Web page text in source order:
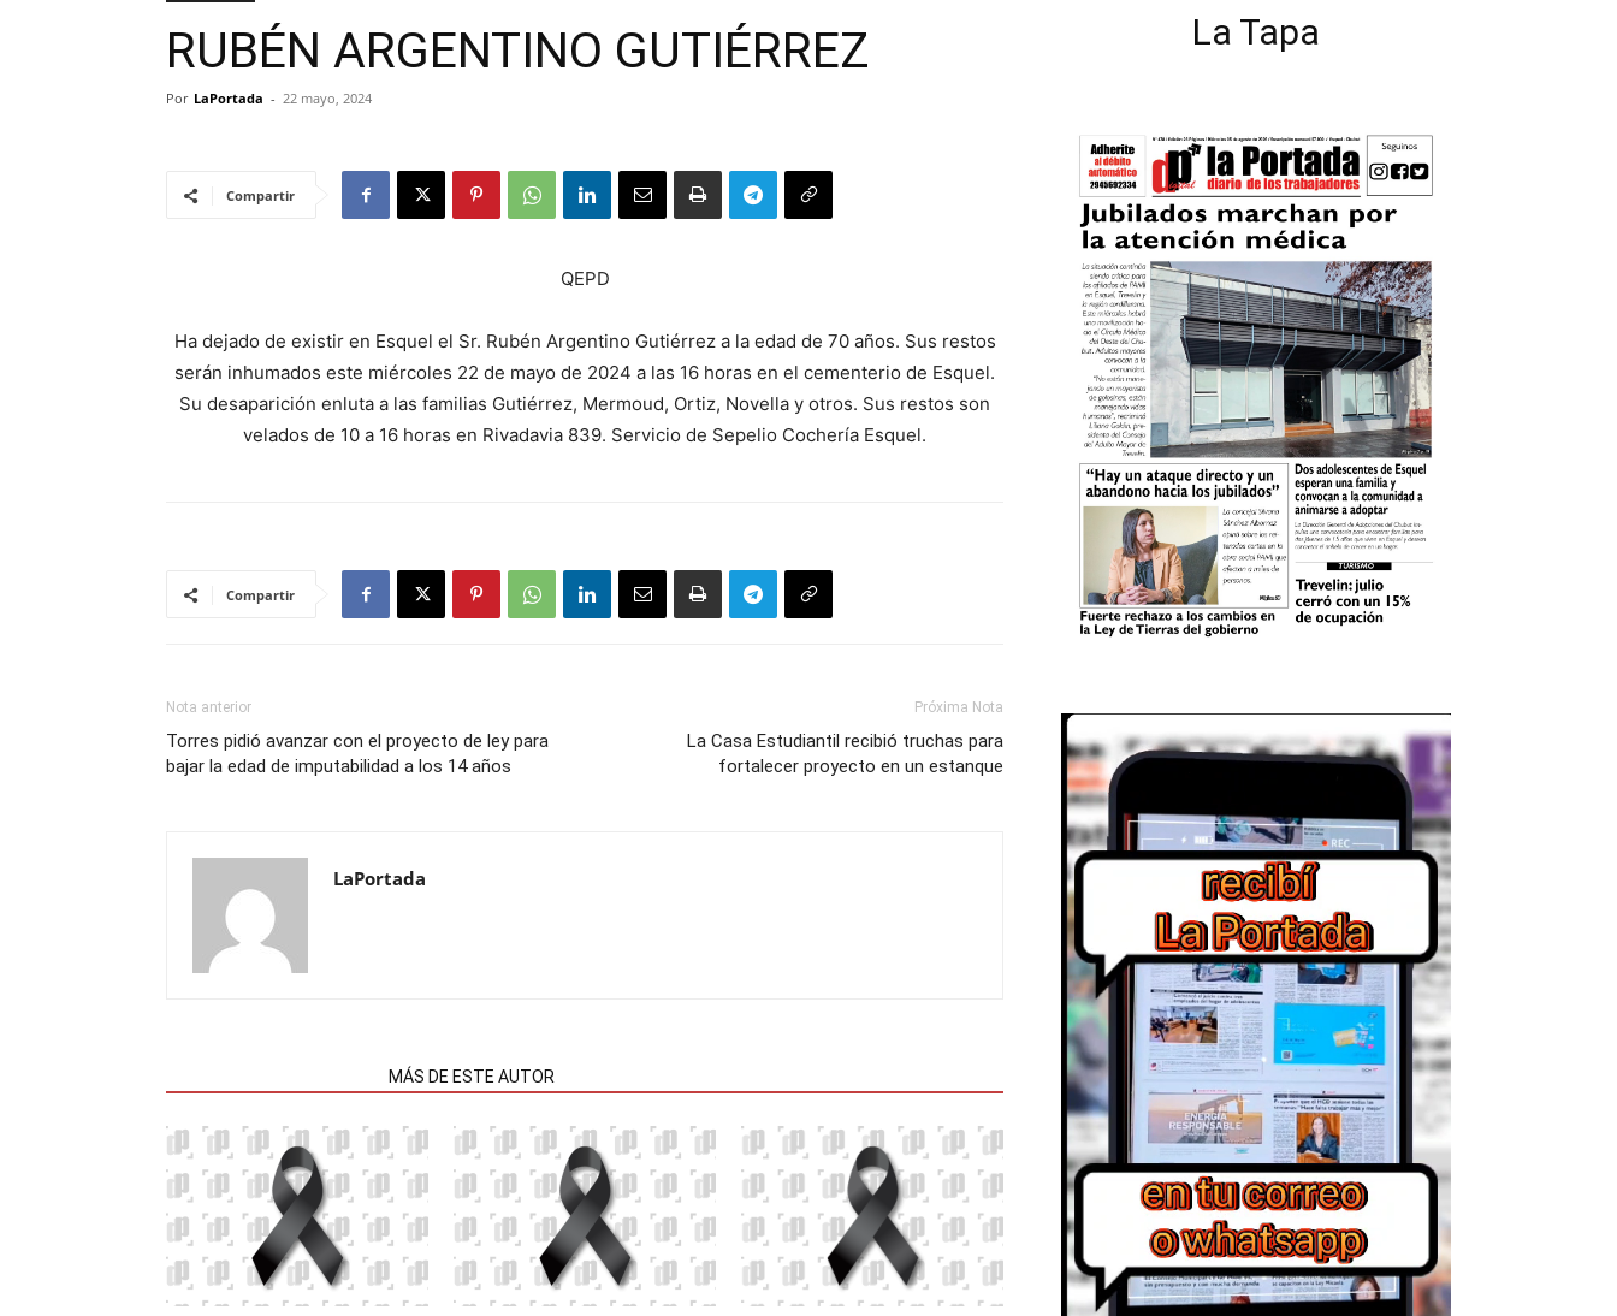
RUBÉN ARGENTINO GUTIÉRREZ
Por LaPortada - 22 mayo, 2024
Compartir
QEPD
Ha dejado de existir en Esquel el Sr. Rubén Argentino Gutiérrez a la edad de 70 años. Sus restos
serán inhumados este miércoles 22 de mayo de 2024 a las 16 horas en el cementerio de Esquel.
Su desaparición enluta a las familias Gutiérrez, Mermoud, Ortiz, Novella y otros. Sus restos son
velados de 10 a 16 horas en Rivadavia 839. Servicio de Sepelio Cochería Esquel.
Compartir
Nota anterior
Torres pidió avanzar con el proyecto de ley para
bajar la edad de imputabilidad a los 14 años
Próxima Nota
La Casa Estudiantil recibió truchas para
fortalecer proyecto en un estanque
LaPortada
MÁS DE ESTE AUTOR
La Tapa